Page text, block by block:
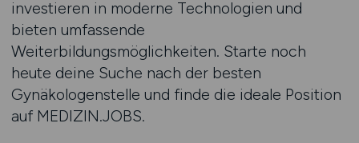
investieren in moderne Technologien und
bieten umfassende
Weiterbildungsmöglichkeiten. Starte noch
heute deine Suche nach der besten
Gynäkologenstelle und finde die ideale Position
auf MEDIZIN.JOBS.